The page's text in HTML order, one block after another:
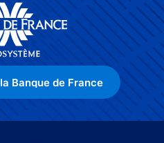
Banque de France